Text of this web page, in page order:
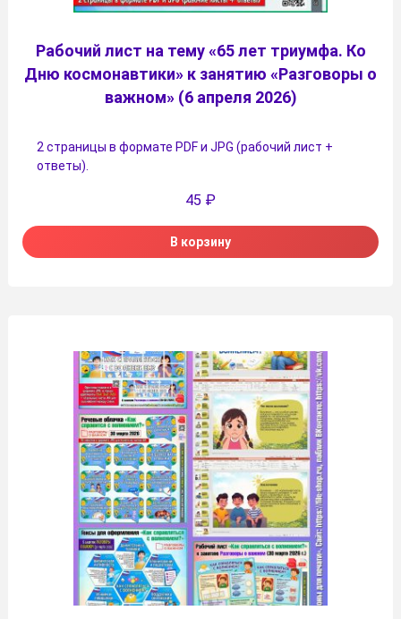
Рабочий лист на тему «65 лет триумфа. Ко
Дню космонавтики» к занятию «Разговоры о
важном» (6 апреля 2026)
2 страницы в формате PDF и JPG (рабочий лист +
ответы).
45 ₽
В корзину